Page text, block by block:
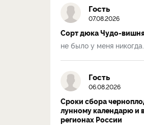
Гость
07.08.2026
Сорт дюка Чудо-
не было у меня никогда...
Гость
06.08.2026
Сроки сбора
лунному календарю и
регионах России